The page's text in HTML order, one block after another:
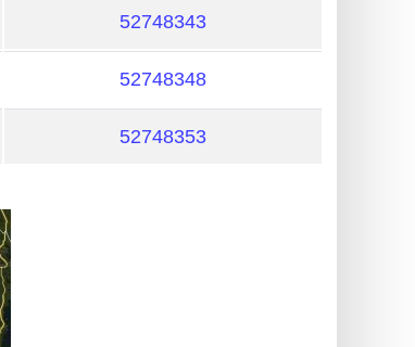
52748343
52748348
52748353